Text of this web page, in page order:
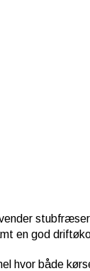
en god
hvor både